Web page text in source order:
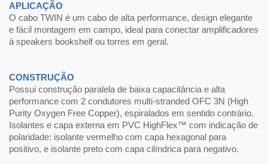
APLICAÇÃO
O cabo TWIN é um cabo de alta performance, design elegante
e fácil montagem em campo, ideal para conectar amplificadores
à speakers bookshelf ou torres em geral.
CONSTRUÇÃO
Possui construção paralela de baixa capacitância e alta
performance com 2 condutores multi-stranded OFC 3N (High
Purity Oxygen Free Copper), espiralados em sentido contrário.
Isolantes e capa externa em PVC HighFlex™ com indicação de
polaridade: isolante vermelho com capa hexagonal para
positivo, e isolante preto com capa cilíndrica para negativo.